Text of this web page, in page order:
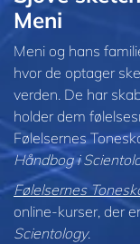
Meni
Meni og hans
hvor de optager
verden. De har
holder dem
Følelsernes
Håndbog i
Følelsernes
online-kurser, der
Scientology.